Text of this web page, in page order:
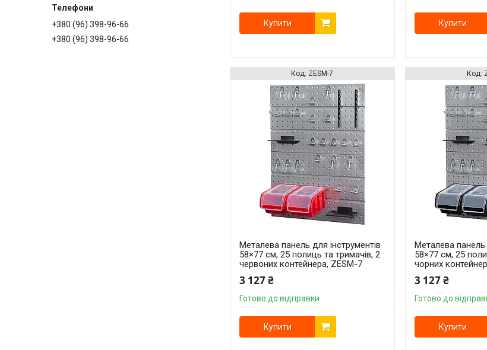
Купити Купити
ZESM-7
Металева панель для інструментів
58×77 см, 25 полиць та тримачів, 2
червоних контейнера, ZESM-7
3 127 ₴
Готово до відправки
Купити
Металева панель
58×77 см, 25
чорних
3 127 ₴
Готово до
Купити
+380 (96) 398-96-66
+380 (96) 398-96-66